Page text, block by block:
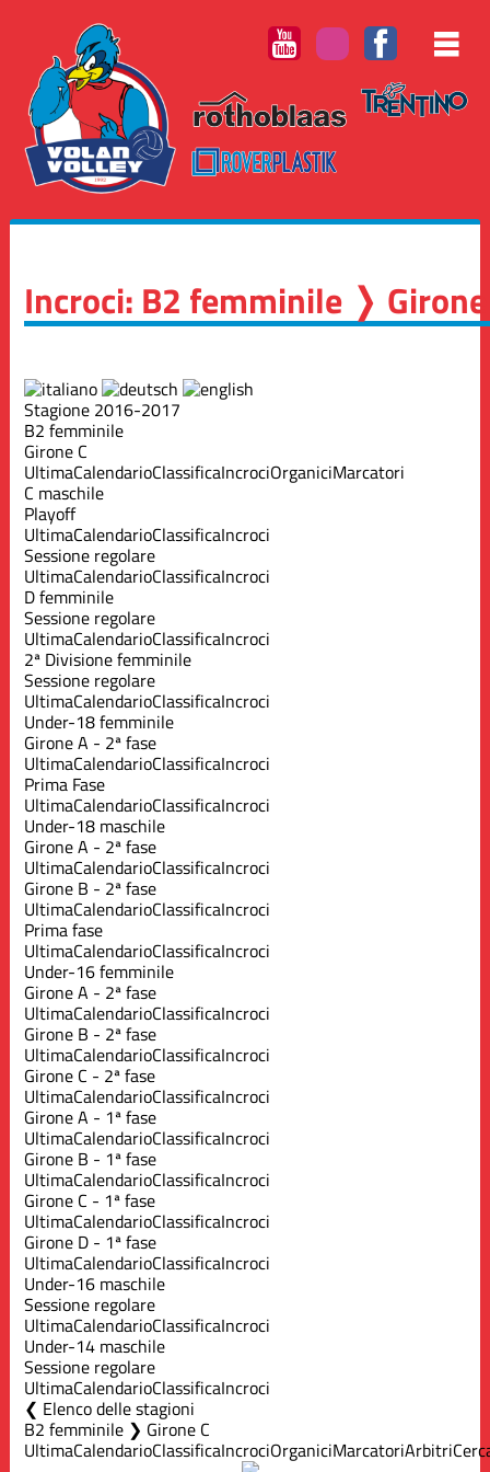
Incroci: B2 femminile ❭ Girone
Stagione 2016-2017
B2 femminile
Girone C
UltimaCalendarioClassificaIncrociOrganiciMarcatori
C maschile
Playoff
UltimaCalendarioClassificaIncroci
Sessione regolare
UltimaCalendarioClassificaIncroci
D femminile
Sessione regolare
UltimaCalendarioClassificaIncroci
2ª Divisione femminile
Sessione regolare
UltimaCalendarioClassificaIncroci
Under-18 femminile
Girone A - 2ª fase
UltimaCalendarioClassificaIncroci
Prima Fase
UltimaCalendarioClassificaIncroci
Under-18 maschile
Girone A - 2ª fase
UltimaCalendarioClassificaIncroci
Girone B - 2ª fase
UltimaCalendarioClassificaIncroci
Prima fase
UltimaCalendarioClassificaIncroci
Under-16 femminile
Girone A - 2ª fase
UltimaCalendarioClassificaIncroci
Girone B - 2ª fase
UltimaCalendarioClassificaIncroci
Girone C - 2ª fase
UltimaCalendarioClassificaIncroci
Girone A - 1ª fase
UltimaCalendarioClassificaIncroci
Girone B - 1ª fase
UltimaCalendarioClassificaIncroci
Girone C - 1ª fase
UltimaCalendarioClassificaIncroci
Girone D - 1ª fase
UltimaCalendarioClassificaIncroci
Under-16 maschile
Sessione regolare
UltimaCalendarioClassificaIncroci
Under-14 maschile
Sessione regolare
UltimaCalendarioClassificaIncroci
Elenco delle stagioni
B2 femminile ❯ Girone C
UltimaCalendarioClassificaIncrociOrganiciMarcatoriArbitri